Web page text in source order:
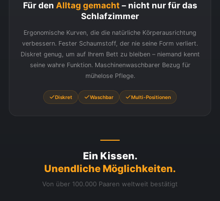
Für den Alltag gemacht – nicht nur für das
Schlafzimmer
Ergonomische Kurven, die die natürliche Körperausrichtung
verbessern. Fester Schaumstoff, der nie seine Form verliert.
Diskret genug, um auf Ihrem Bett zu bleiben – niemand kennt
seine wahre Funktion. Maschinenwaschbarer Bezug für
mühelose Pflege.
Diskret Waschbar Multi-Positionen
Ein Kissen.
Unendliche Möglichkeiten.
Von über 100.000 Paaren weltweit bestätigt